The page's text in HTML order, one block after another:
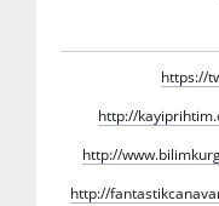
https://
http://
http://
http://